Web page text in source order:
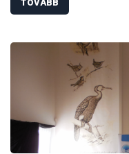
élelmiszerlánc-
Állatorvosok
TOVÁBB